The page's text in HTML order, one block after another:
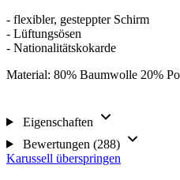
- flexibler, gesteppter Schirm
- Lüftungsösen
- Nationalitätskokarde
Material: 80% Baumwolle 20%
Eigenschaften
Bewertungen (288)
Karussell überspringen